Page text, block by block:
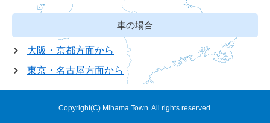
車の場合
大阪・京都方面から
東京・名古屋方面から
Copyright(C) Mihama Town. All rights reserved.